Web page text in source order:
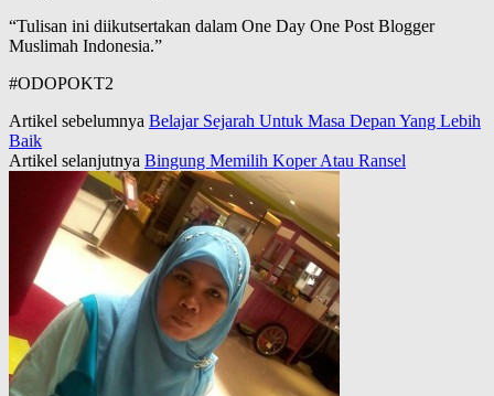
“Tulisan ini diikutsertakan dalam One Day One Post Blogger
Muslimah Indonesia.”
#ODOPOKT2
Artikel sebelumnya Belajar Sejarah Untuk Masa Depan Yang Lebih
Baik
Artikel selanjutnya Bingung Memilih Koper Atau Ransel